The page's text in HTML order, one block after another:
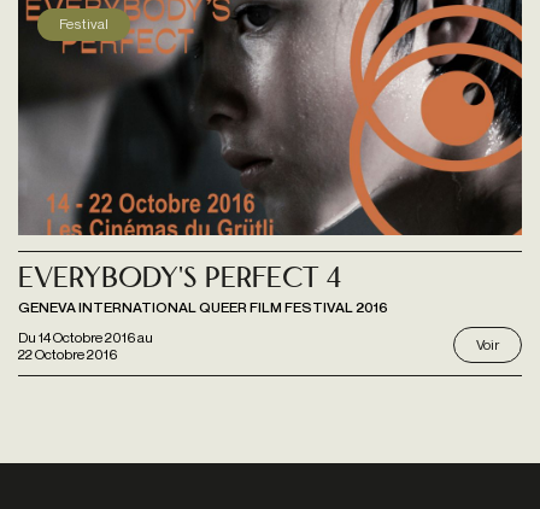
Festival
Du 14 Octobre 2016au
22 Octobre 2016
Everybody's Perfect 4
GENEVA INTERNATIONAL QUEER FILM FESTIVAL 2016
Voir